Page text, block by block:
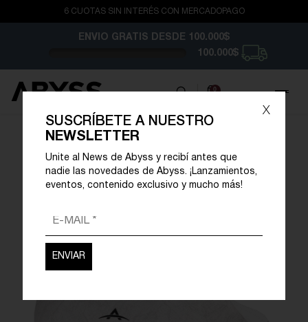
x
SUSCRÍBETE A NUESTRO
NEWSLETTER
Unite al News de Abyss y recibí antes que
nadie las novedades de Abyss. ¡Lanzamientos,
eventos, contenido exclusivo y mucho más!
6 CUOTAS SIN INTERÉS CON MERCADOPAGO
ENVIO GRATIS DESDE 100.000$
100.000$
0